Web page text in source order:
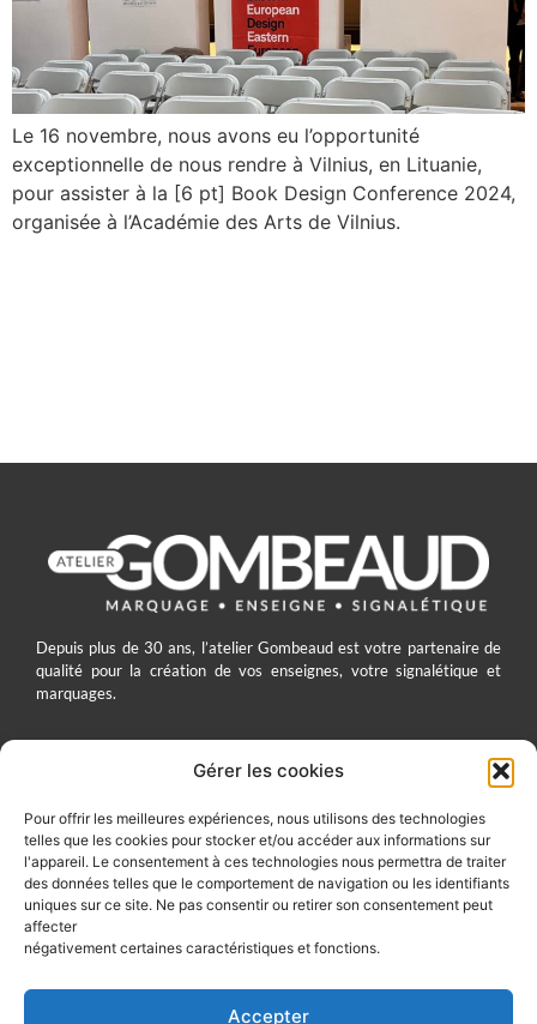
Gérer les cookies
Pour offrir les meilleures expériences, nous utilisons des technologies
telles que les cookies pour stocker et/ou accéder aux informations sur
l'appareil. Le consentement à ces technologies nous permettra de traiter
des données telles que le comportement de navigation ou les identifiants
uniques sur ce site. Ne pas consentir ou retirer son consentement peut
affecter
négativement certaines caractéristiques et fonctions.
Accepter
Le 16 novembre, nous avons eu l’opportunité
exceptionnelle de nous rendre à Vilnius, en Lituanie,
pour assister à la [6 pt] Book Design Conference 2024,
organisée à l’Académie des Arts de Vilnius.
Depuis plus de 30 ans, l’atelier Gombeaud est votre partenaire de
qualité pour la création de vos enseignes, votre signalétique et
marquages.
7 Rue du Four Saint-Jacques 60200 Compiègne
03 44 83 10 41
contact@gombeaud.com
SUIVEZ-NOUS SUR :